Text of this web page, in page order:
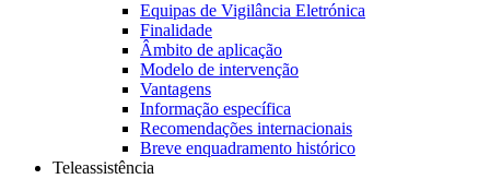
Equipas de Vigilância Eletrónica
Finalidade
Âmbito de aplicação
Modelo de intervenção
Vantagens
Informação específica
Recomendações internacionais
Breve enquadramento histórico
Teleassistência